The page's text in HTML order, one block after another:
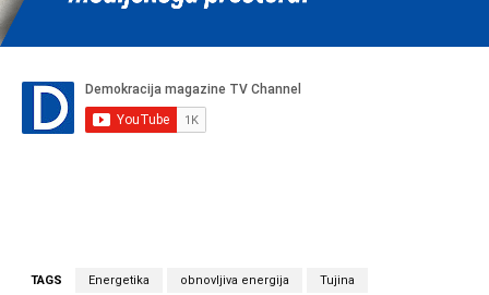
TAGS Energetika obnovljiva energija Tujina